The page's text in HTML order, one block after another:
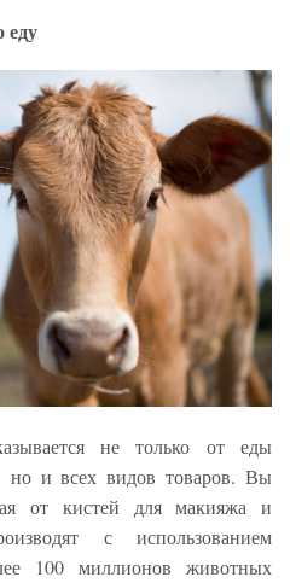
еду
не только от еды
но и всех видов товаров. Вы
от кистей для макияжа и
с использованием
100 миллионов животных